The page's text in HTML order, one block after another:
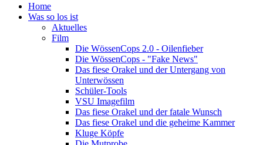
Home
Was so los ist
Aktuelles
Film
Die WössenCops 2.0 - Oilenfieber
Die WössenCops - "Fake News"
Das fiese Orakel und der Untergang von
Unterwössen
Schüler-Tools
VSU Imagefilm
Das fiese Orakel und der fatale Wunsch
Das fiese Orakel und die geheime Kammer
Kluge Köpfe